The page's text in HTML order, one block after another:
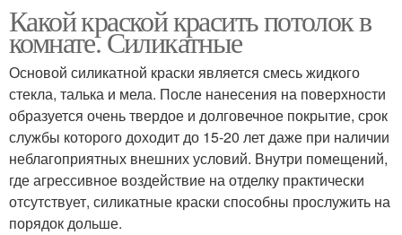
Какой краской красить потолок в
комнате. Силикатные
Основой силикатной краски является смесь жидкого
стекла, талька и мела. После нанесения на поверхности
образуется очень твердое и долговечное покрытие, срок
службы которого доходит до 15-20 лет даже при наличии
неблагоприятных внешних условий. Внутри помещений,
где агрессивное воздействие на отделку практически
отсутствует, силикатные краски способны прослужить на
порядок дольше.